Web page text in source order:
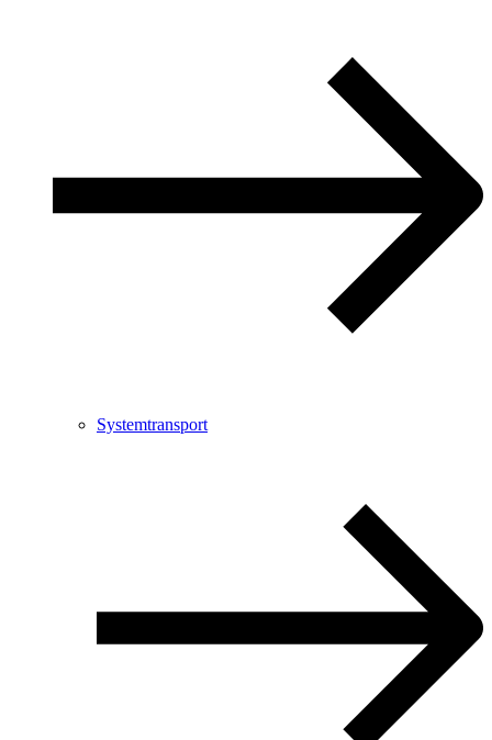
Systemtransport